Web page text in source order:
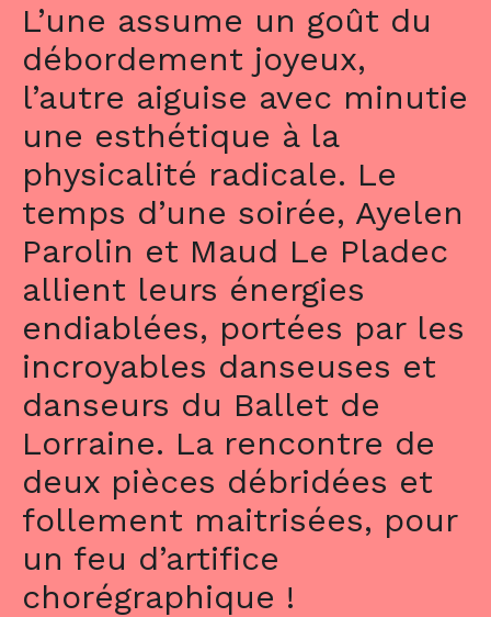
L’une assume un goût du
débordement joyeux,
l’autre aiguise avec minutie
une esthétique à la
physicalité radicale. Le
temps d’une soirée, Ayelen
Parolin et Maud Le Pladec
allient leurs énergies
endiablées, portées par les
incroyables danseuses et
danseurs du Ballet de
Lorraine. La rencontre de
deux pièces débridées et
follement maitrisées, pour
un feu d’artifice
chorégraphique !